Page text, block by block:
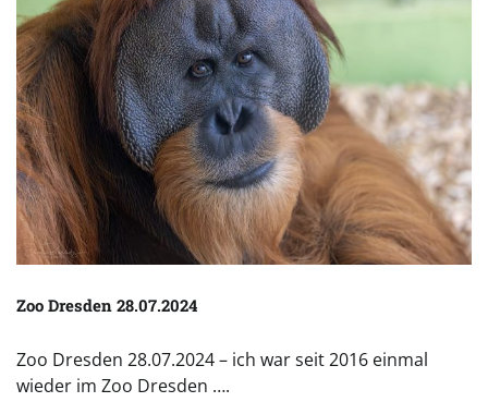
Zoo Dresden 28.07.2024
Zoo Dresden 28.07.2024 – ich war seit 2016 einmal
wieder im Zoo Dresden ….